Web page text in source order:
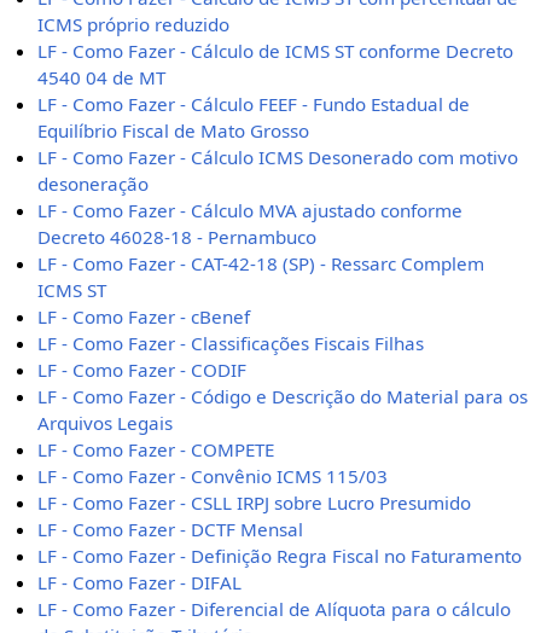
ICMS próprio reduzido
LF - Como Fazer - Cálculo de ICMS ST conforme Decreto
4540 04 de MT
LF - Como Fazer - Cálculo FEEF - Fundo Estadual de
Equilíbrio Fiscal de Mato Grosso
LF - Como Fazer - Cálculo ICMS Desonerado com motivo
desoneração
LF - Como Fazer - Cálculo MVA ajustado conforme
Decreto 46028-18 - Pernambuco
LF - Como Fazer - CAT-42-18 (SP) - Ressarc Complem
ICMS ST
LF - Como Fazer - cBenef
LF - Como Fazer - Classificações Fiscais Filhas
LF - Como Fazer - CODIF
LF - Como Fazer - Código e Descrição do Material para os
Arquivos Legais
LF - Como Fazer - COMPETE
LF - Como Fazer - Convênio ICMS 115/03
LF - Como Fazer - CSLL IRPJ sobre Lucro Presumido
LF - Como Fazer - DCTF Mensal
LF - Como Fazer - Definição Regra Fiscal no Faturamento
LF - Como Fazer - DIFAL
LF - Como Fazer - Diferencial de Alíquota para o cálculo